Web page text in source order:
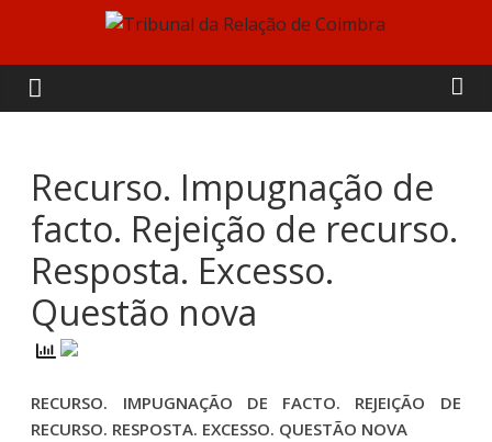
content
Tribunal
da
Relação
de
Coimbra
Recurso. Impugnação de
facto. Rejeição de recurso.
Resposta. Excesso.
Questão nova
RECURSO. IMPUGNAÇÃO DE FACTO. REJEIÇÃO DE
RECURSO. RESPOSTA. EXCESSO. QUESTÃO NOVA